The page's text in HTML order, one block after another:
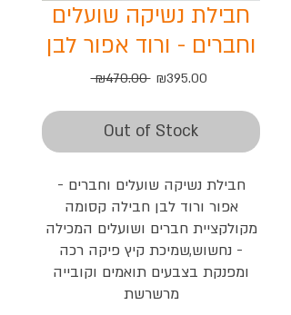
חבילת נשיקה שועלים
וחברים - ורוד אפור לבן
₪470.00 Regular
₪395.00Sale
Out of Stock
חבילת נשיקה שועלים וחברים -
אפור ורוד לבן חבילה קסומה
מקולקציית חברים ושועלים המכילה
- נחשוש,שמיכת קיץ פיקה רכה
ומפנקת בצבעים תואמים וקובייה
מרשרשת